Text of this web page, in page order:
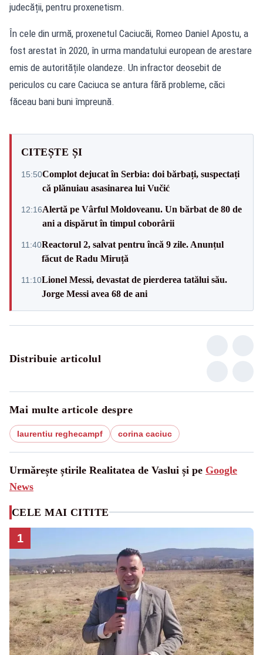
judecății, pentru proxenetism.
În cele din urmă, proxenetul Caciucăi, Romeo Daniel Apostu, a
fost arestat în 2020, în urma mandatului european de arestare
emis de autoritățile olandeze. Un infractor deosebit de
periculos cu care Caciuca se antura fără probleme, căci
făceau bani buni împreună.
CITEȘTE ȘI
15:50Complot dejucat în Serbia: doi bărbați, suspectați
că plănuiau asasinarea lui Vučić
12:16Alertă pe Vârful Moldoveanu. Un bărbat de 80 de
ani a dispărut în timpul coborârii
11:40Reactorul 2, salvat pentru încă 9 zile. Anunțul
făcut de Radu Miruță
11:10Lionel Messi, devastat de pierderea tatălui său.
Jorge Messi avea 68 de ani
Distribuie articolul
Mai multe articole despre
laurentiu reghecampf corina caciuc
Urmărește știrile Realitatea de Vaslui și pe Google
News
CELE MAI CITITE
1